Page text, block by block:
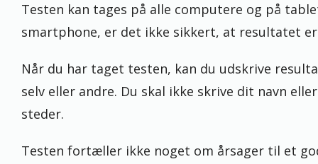
Testen kan tages på alle computere og på
smartphone, er det ikke sikkert, at resultatet
Når du har taget testen, kan du udskrive
selv eller andre. Du skal ikke skrive dit navn
steder.
Testen fortæller ikke noget om årsager til et